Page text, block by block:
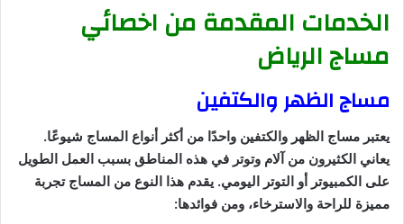
الخدمات المقدمة من اخصائي
مساج الرياض
مساج الظهر والكتفين
يعتبر مساج الظهر والكتفين واحدًا من أكثر أنواع المساج شيوعًا.
يعاني الكثيرون من آلام وتوتر في هذه المناطق بسبب العمل الطويل
على الكمبيوتر أو التوتر اليومي. يقدم هذا النوع من المساج تجربة
مميزة للراحة والاسترخاء، ومن فوائدها: